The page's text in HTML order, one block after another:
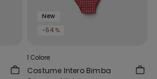
New
-54%
1 Colore
Costume Intero Bimba